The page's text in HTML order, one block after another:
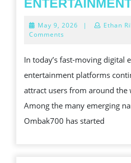
May 9, 2026 May
| Ethan
Comments
In today’s fast-moving digital
entertainment platforms
attract users from around the
Among the many emerging
Ombak700 has started